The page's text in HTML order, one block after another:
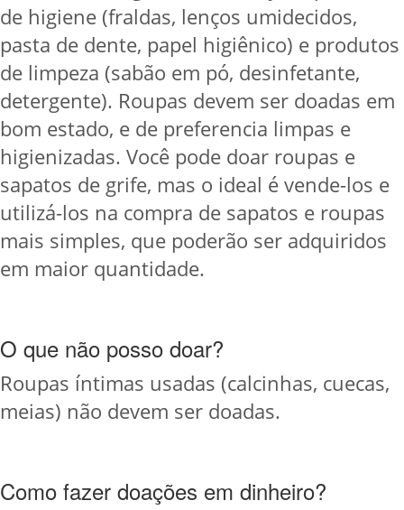
de higiene (fraldas, lenços umidecidos,
pasta de dente, papel higiênico) e produtos
de limpeza (sabão em pó, desinfetante,
detergente). Roupas devem ser doadas em
bom estado, e de preferencia limpas e
higienizadas. Você pode doar roupas e
sapatos de grife, mas o ideal é vende-los e
utilizá-los na compra de sapatos e roupas
mais simples, que poderão ser adquiridos
em maior quantidade.
O que não posso doar?
Roupas íntimas usadas (calcinhas, cuecas,
meias) não devem ser doadas.
Como fazer doações em dinheiro?